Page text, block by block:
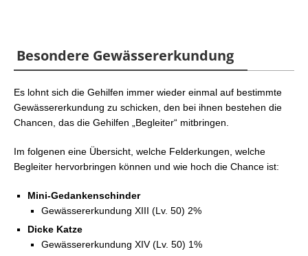
Besondere Gewässererkundung
Es lohnt sich die Gehilfen immer wieder einmal auf bestimmte
Gewässererkundung zu schicken, den bei ihnen bestehen die
Chancen, das die Gehilfen „Begleiter“ mitbringen.
Im folgenen eine Übersicht, welche Felderkungen, welche
Begleiter hervorbringen können und wie hoch die Chance ist:
Mini-Gedankenschinder
Gewässererkundung XIII (Lv. 50) 2%
Dicke Katze
Gewässererkundung XIV (Lv. 50) 1%